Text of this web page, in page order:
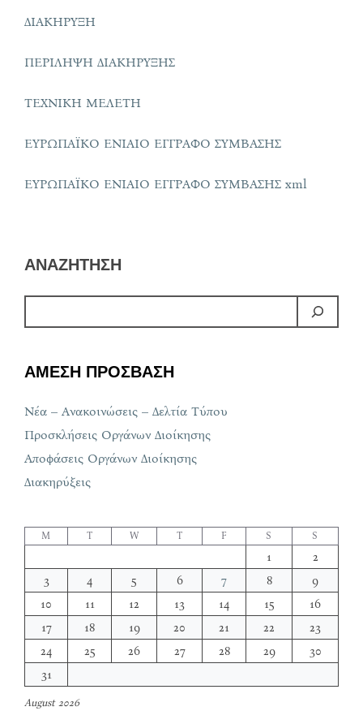
ΔΙΑΚΗΡΥΞΗ
ΠΕΡΙΛΗΨΗ ΔΙΑΚΗΡΥΞΗΣ
ΤΕΧΝΙΚΗ ΜΕΛΕΤΗ
ΕΥΡΩΠΑΪΚΟ ΕΝΙΑΙΟ ΕΓΓΡΑΦΟ ΣΥΜΒΑΣΗΣ
ΕΥΡΩΠΑΪΚΟ ΕΝΙΑΙΟ ΕΓΓΡΑΦΟ ΣΥΜΒΑΣΗΣ xml
ΑΝΑΖΗΤΗΣΗ
ΑΜΕΣΗ ΠΡΟΣΒΑΣΗ
Νέα – Ανακοινώσεις – Δελτία Τύπου
Προσκλήσεις Οργάνων Διοίκησης
Αποφάσεις Οργάνων Διοίκησης
Διακηρύξεις
August 2026
M T W T F S S
1
2
3
4 5 6 7 8
9
10
11 12 13 14 15
16
17
18 19 20 21 22
23
24
25 26 27 28 29
30
31